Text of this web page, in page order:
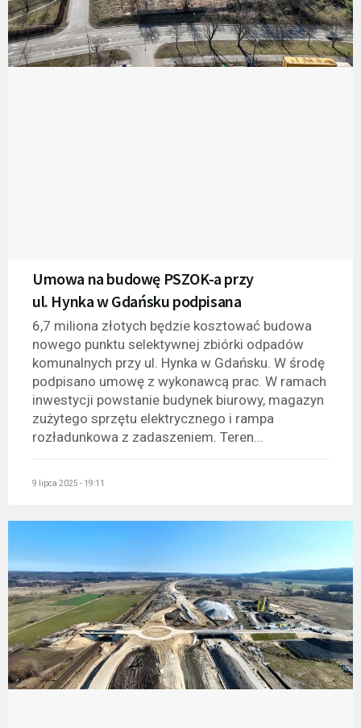
Umowa na budowę PSZOK-a przy
ul. Hynka w Gdańsku podpisana
6,7 miliona złotych będzie kosztować budowa
nowego punktu selektywnej zbiórki odpadów
komunalnych przy ul. Hynka w Gdańsku. W środę
podpisano umowę z wykonawcą prac. W ramach
inwestycji powstanie budynek biurowy, magazyn
zużytego sprzętu elektrycznego i rampa
rozładunkowa z zadaszeniem. Teren...
9 lipca 2025 - 19:11